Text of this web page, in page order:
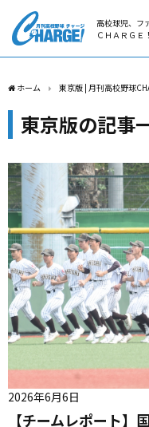
高校球児、フ
ＣＨＡＲＧＥ
ホーム 東京版 | 月刊高校野球
東京版の記事
【チームレポート
2026年6月6日